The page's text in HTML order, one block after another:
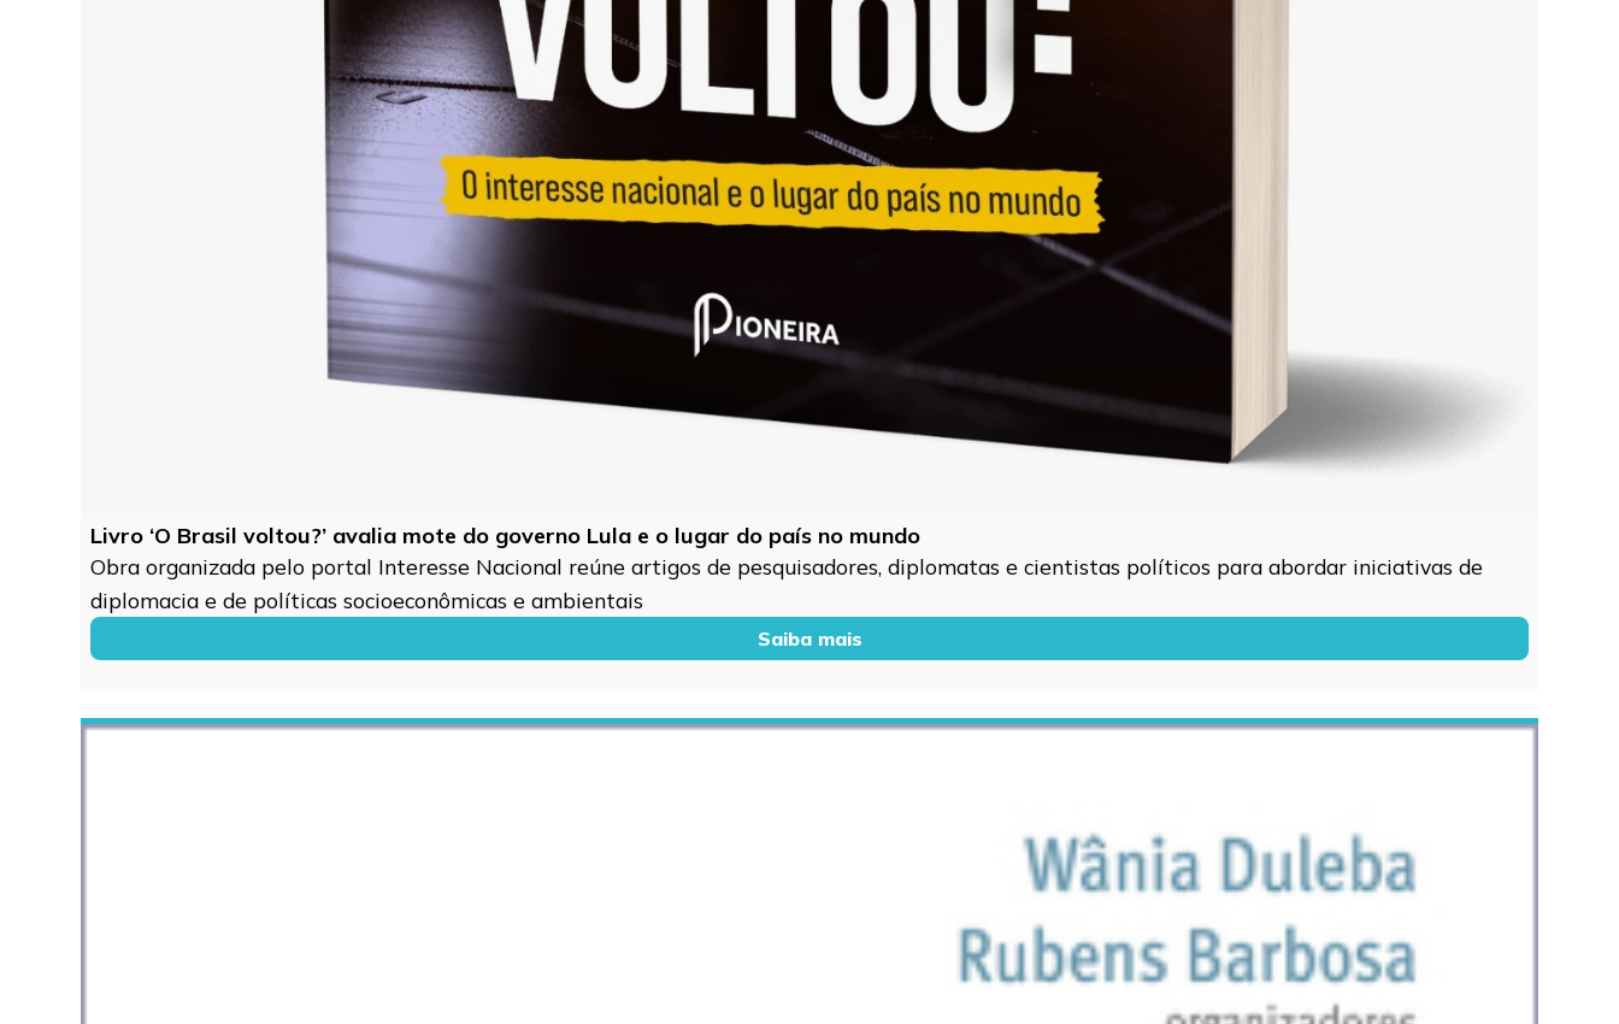
Livro ‘O Brasil voltou?’ avalia mote do governo Lula e o lugar do país no mundo
Obra organizada pelo portal Interesse Nacional reúne artigos de pesquisadores, diplomatas e cientistas políticos para abordar iniciativas de
diplomacia e de políticas socioeconômicas e ambientais
Saiba mais